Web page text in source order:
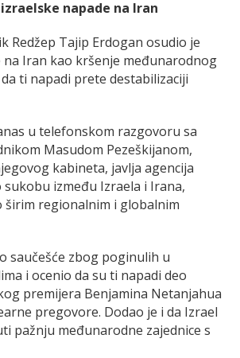
napade na Iran
Redžep Tajip Erdogan osudio je
na Iran kao kršenje međunarodnog
ti napadi prete destabilizaciji
u telefonskom razgovoru sa
Masudom Pezeškijanom,
kabineta, javlja agencija
sukobu između Izraela i Irana,
širim regionalnim i globalnim
saučešće zbog poginulih u
i ocenio da su ti napadi deo
premijera Benjamina Netanjahua
pregovore. Dodao je i da Izrael
pažnju međunarodne zajednice s